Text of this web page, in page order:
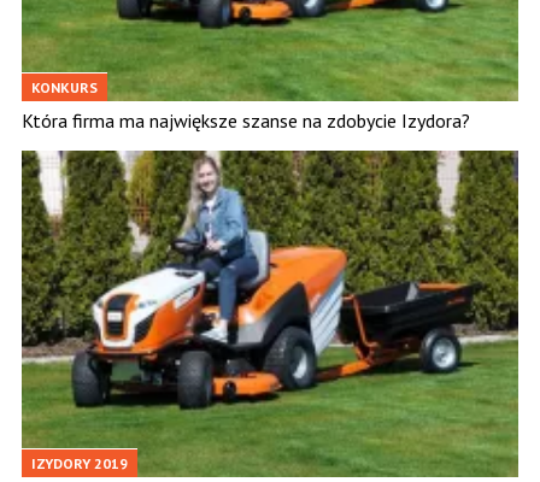
KONKURS
Która firma ma największe szanse na zdobycie Izydora?
IZYDORY 2019